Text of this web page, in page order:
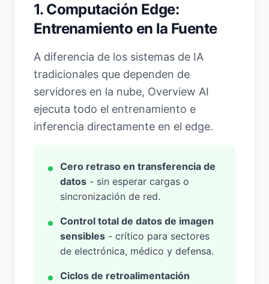
1. Computación Edge:
Entrenamiento en la Fuente
A diferencia de los sistemas de IA
tradicionales que dependen de
servidores en la nube, Overview AI
ejecuta todo el entrenamiento e
inferencia directamente en el edge.
Cero retraso en transferencia de
datos - sin esperar cargas o
sincronización de red.
Control total de datos de imagen
sensibles - crítico para sectores
de electrónica, médico y defensa.
Ciclos de retroalimentación